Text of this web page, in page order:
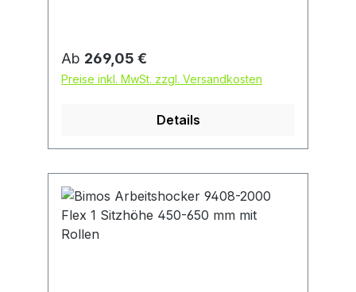
Regulärer Preis:
Ab 269,05 €
Preise inkl. MwSt. zzgl. Versandkosten
Details